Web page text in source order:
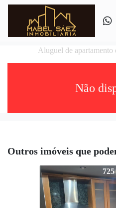
Aluguel de
Não
Outros imóveis que
474-474